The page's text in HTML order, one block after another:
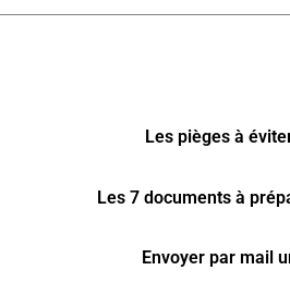
Les pièges à
Les 7 documents à
Envoyer par mail